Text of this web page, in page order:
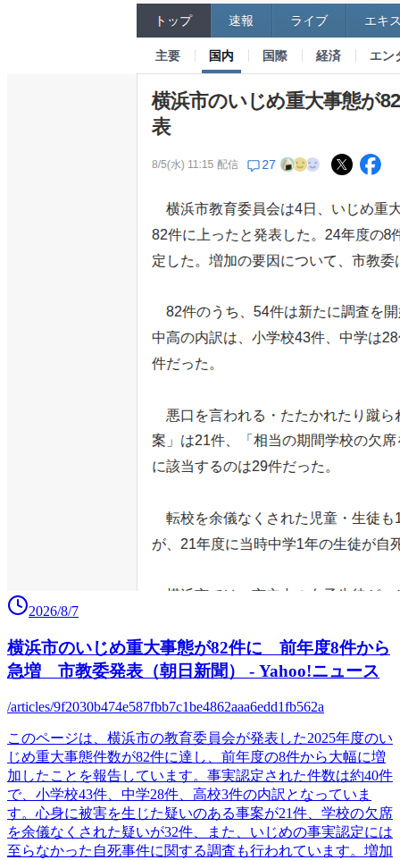
2026/8/7
横浜市のいじめ重大事態が82件に 前年度8件から
急増 市教委発表（朝日新聞） - Yahoo!ニュース
/articles/9f2030b474e587fbb7c1be4862aaa6edd1fb562a
このページは、横浜市の教育委員会が発表した2025年度のい
じめ重大事態件数が82件に達し、前年度の8件から大幅に増
加したことを報告しています。事実認定された件数は約40件
で、小学校43件、中学28件、高校3件の内訳となっていま
す。心身に被害を生じた疑いのある事案が21件、学校の欠席
を余儀なくされた疑いが32件、また、いじめの事実認定には
至らなかった自死事件に関する調査も行われています。増加